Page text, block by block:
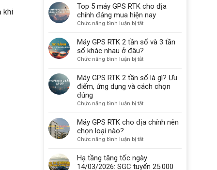
khi
Nhận
Máy
Nhanh,
Từ
5.000.000đ/Tháng
máy
RTK
dưới
60
triệu:
chọn
model
năm
Top 5 máy GPS RTK cho địa
chính đáng mua hiện nay
Chức năng bình luận bị tắtở
5
máy
GPS
địa
chính
mua
nay
Máy GPS RTK 2 tần số và 3 tần
số khác nhau ở đâu?
Chức năng bình luận bị tắtở
GPS
RTK
3
số
nhau
ở
Máy GPS RTK 2 tần số là gì? Ưu
điểm, ứng dụng và cách chọn
đúng
Chức năng bình luận bị tắtở
GPS
2
là
Máy GPS RTK cho địa chính nên
chọn loại nào?
Chức năng bình luận bị tắtở
GPS
RTK
Hạ tầng tăng tốc ngày
14/03/2026: SGC tuyển 25.000